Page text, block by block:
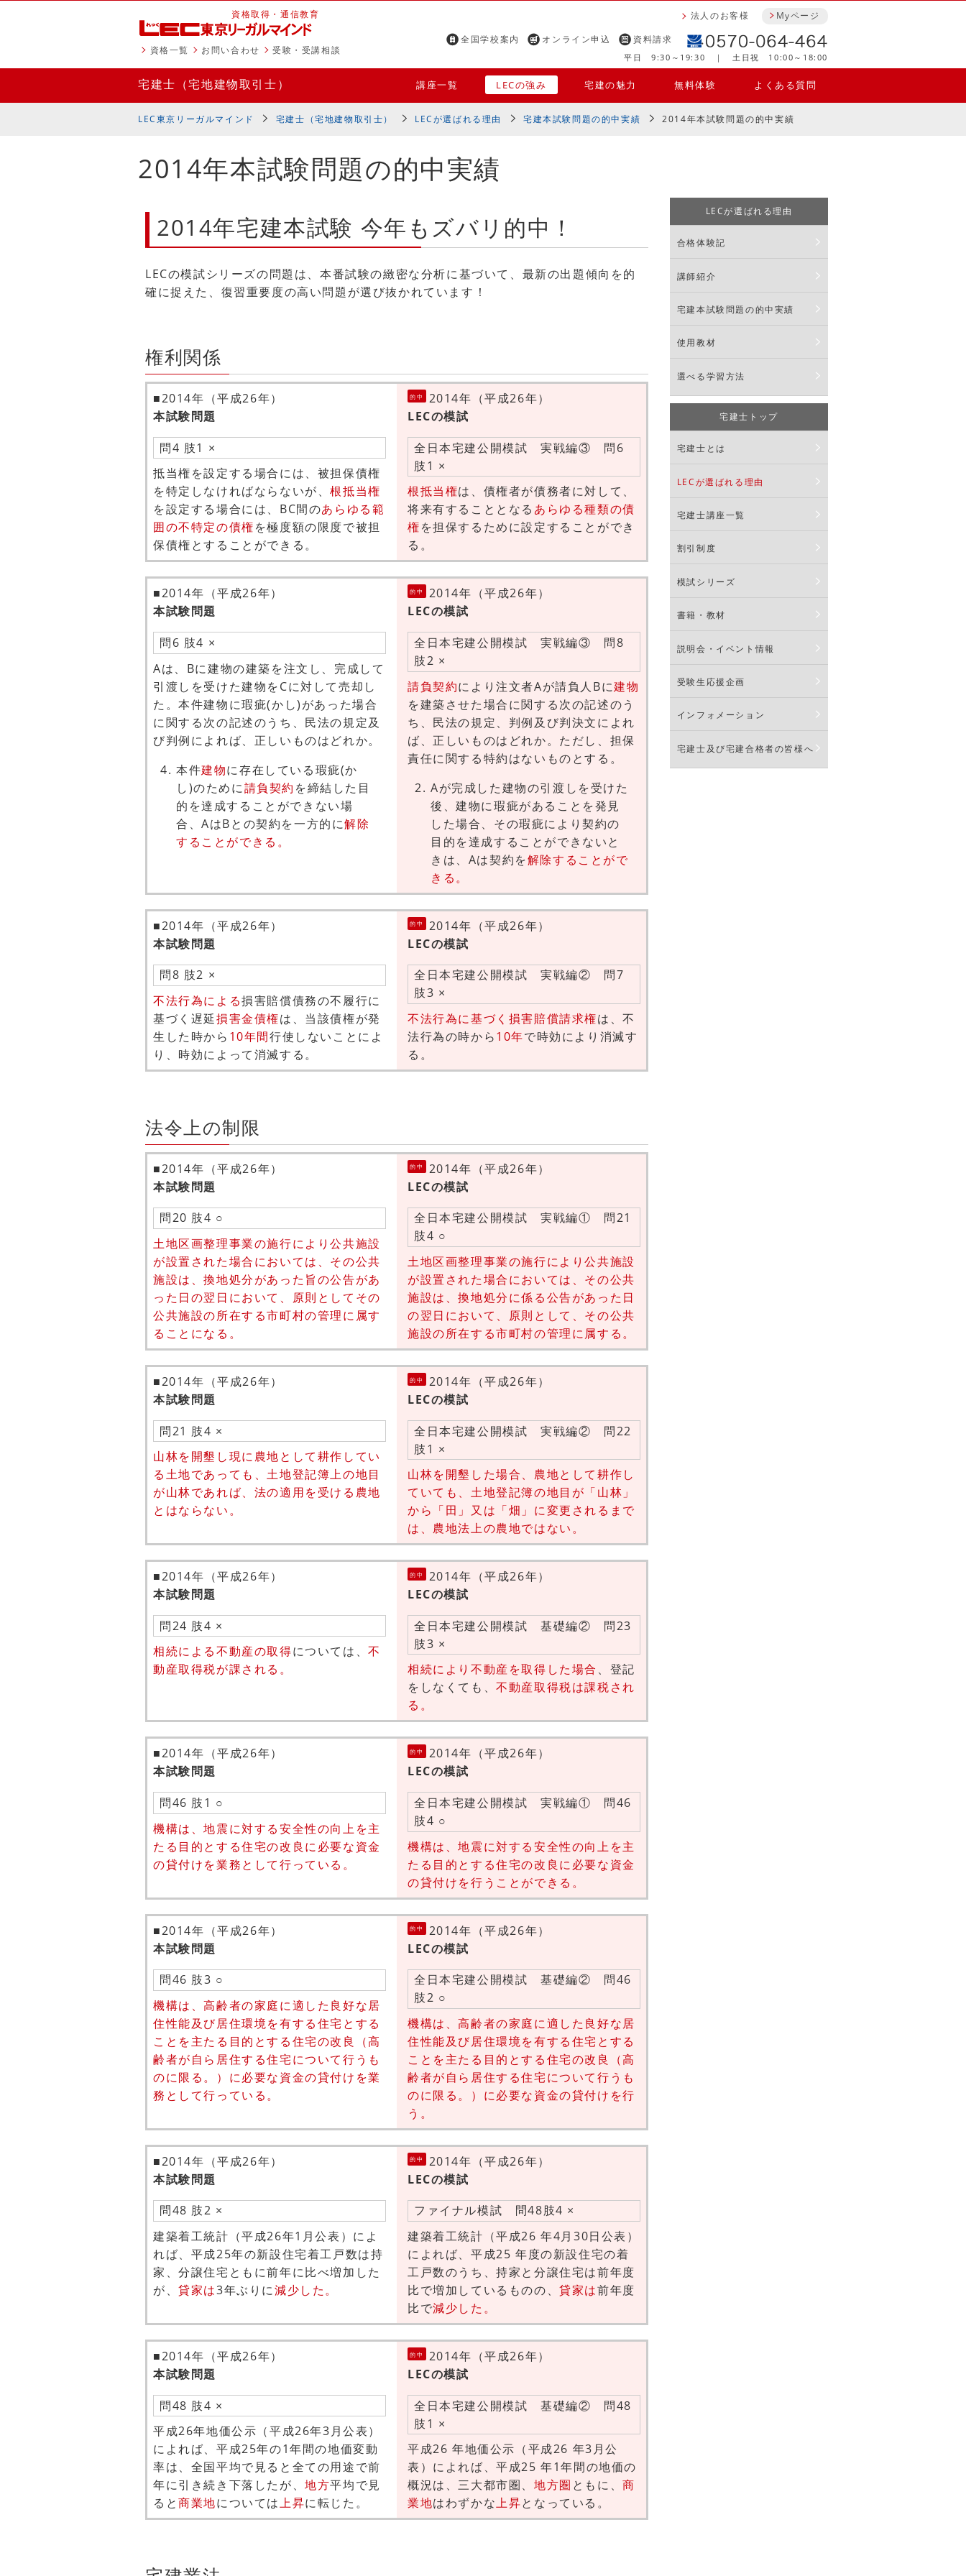
資格取得・通信教育
資格一覧 お問い合わせ 受験・受講相談
全国学校案内 オンライン申込 資料請求
Myページ
法人のお客様
平日 9:30～19:30 ｜ 土日祝 10:00～18:00
宅建士 （宅地建物取引士） 講座一覧 LECの強み 宅建の魅力 無料体験 よくある質問
LEC東京リーガルマインド 宅建士 （宅地建物取引士） LECが選ばれる理由 宅建本試験問題の的中実績 2014年本試験問題の的中実績
2014年本試験問題の的中実績
2014年宅建本試験 今年もズバリ的中！
LECの模試シリーズの問題は、本番試験の緻密な分析に基づいて、最新の出題傾向を的
確に捉えた、復習重要度の高い問題が選び抜かれています！
権利関係
■2014年（平成26年）
本試験問題
問4 肢1 ×
抵当権を設定する場合には、被担保債権
を特定しなければならないが、根抵当権
を設定する場合には、BC間のあらゆる範
囲の不特定の債権を極度額の限度で被担
保債権とすることができる。
的中
2014年（平成26年）
LECの模試
全日本宅建公開模試 実戦編③ 問6
肢1 ×
根抵当権は、債権者が債務者に対して、
将来有することとなる あらゆる種類の債
権を担保するために設定することができ
る。
■2014年（平成26年）
本試験問題
問6 肢4 ×
Aは、Bに建物の建築を注文し、完成して
引渡しを受けた建物をCに対して売却し
た。本件建物に瑕疵(かし)があった場合
に関する次の記述のうち、民法の規定及
び判例によれば、正しいものはどれか。
本件建物に存在している瑕疵(か
し)のために請負契約 を締結した目
的を達成することができない場
合、AはBとの契約を一方的に解除
することができる。
的中
2014年（平成26年）
LECの模試
全日本宅建公開模試 実戦編③ 問8
肢2 ×
請負契約により注文者Aが請負人Bに建物
を建築させた場合に関する次の記述のう
ち、民法の規定、判例及び判決文によれ
ば、正しいものはどれか。ただし、担保
責任に関する特約はないものとする。
Aが完成した建物の引渡しを受けた
後、建物に瑕疵があることを発見
した場合、その瑕疵により契約の
目的を達成することができないと
きは、Aは契約を解除することがで
きる。
■2014年（平成26年）
本試験問題
問8 肢2 ×
不法行為による損害賠償債務の不履行に
基づく遅延損害金債権は、当該債権が発
生した時から 10年間行使しないことによ
り、時効によって消滅する。
的中
2014年（平成26年）
LECの模試
全日本宅建公開模試 実戦編② 問7
肢3 ×
不法行為に基づく損害賠償請求権は、不
法行為の時から10年で時効により消滅す
る。
法令上の制限
■2014年（平成26年）
本試験問題
問20 肢4 ○
土地区画整理事業の施行により公共施設
が設置された場合においては、その公共
施設は、換地処分があった旨の公告があ
った日の翌日において、原則としてその
公共施設の所在する市町村の管理に属す
ることになる。
的中
2014年（平成26年）
LECの模試
全日本宅建公開模試 実戦編① 問21
肢4 ○
土地区画整理事業の施行により公共施設
が設置された場合においては、その公共
施設は、換地処分に係る公告があった日
の翌日において、原則として、その公共
施設の所在する市町村の管理に属する。
■2014年（平成26年）
本試験問題
問21 肢4 ×
山林を開墾し現に農地として耕作してい
る土地であっても、土地登記簿上の地目
が山林であれば、法の適用を受ける農地
とはならない。
的中
2014年（平成26年）
LECの模試
全日本宅建公開模試 実戦編② 問22
肢1 ×
山林を開墾した場合、農地として耕作し
ていても、土地登記簿の地目が「山林」
から「田」又は「畑」に変更されるまで
は、農地法上の農地ではない。
■2014年（平成26年）
本試験問題
問24 肢4 ×
相続による不動産の取得については、不
動産取得税が課される。
的中
2014年（平成26年）
LECの模試
全日本宅建公開模試 基礎編② 問23
肢3 ×
相続により不動産を取得した場合 、登記
をしなくても、不動産取得税は課税され
る。
■2014年（平成26年）
本試験問題
問46 肢1 ○
機構は、地震に対する安全性の向上を主
たる目的とする住宅の改良に必要な資金
の貸付けを業務として行っている。
的中
2014年（平成26年）
LECの模試
全日本宅建公開模試 実戦編① 問46
肢4 ○
機構は、地震に対する安全性の向上を主
たる目的とする住宅の改良に必要な資金
の貸付けを行うことができる。
■2014年（平成26年）
本試験問題
問46 肢3 ○
機構は、高齢者の家庭に適した良好な居
住性能及び居住環境を有する住宅とする
ことを主たる目的とする住宅の改良（高
齢者が自ら居住する住宅について行うも
のに限る。）に必要な資金の貸付けを業
務として行っている。
的中
2014年（平成26年）
LECの模試
全日本宅建公開模試 基礎編② 問46
肢2 ○
機構は、高齢者の家庭に適した良好な居
住性能及び居住環境を有する住宅とする
ことを主たる目的とする住宅の改良（高
齢者が自ら居住する住宅について行うも
のに限る。）に必要な資金の貸付けを行
う。
■2014年（平成26年）
本試験問題
問48 肢2 ×
建築着工統計（平成26年1月公表）によ
れば、平成25年の新設住宅着工戸数は持
家、分譲住宅ともに前年に比べ増加した
が、貸家は3年ぶりに減少した。
的中
2014年（平成26年）
LECの模試
ファイナル模試 問48肢4 ×
建築着工統計（平成26 年4月30日公表）
によれば、平成25 年度の新設住宅の着
工戸数のうち、持家と分譲住宅は前年度
比で増加しているものの、貸家は前年度
比で減少した。
■2014年（平成26年）
本試験問題
問48 肢4 ×
平成26年地価公示（平成26年3月公表）
によれば、平成25年の1年間の地価変動
率は、全国平均で見ると全ての用途で前
年に引き続き下落したが、地方平均で見
ると商業地については上昇に転じた。
的中
2014年（平成26年）
LECの模試
全日本宅建公開模試 基礎編② 問48
肢1 ×
平成26 年地価公示（平成26 年3月公
表）によれば、平成25 年1年間の地価の
概況は、三大都市圏、地方圏 ともに、商
業地はわずかな上昇となっている。
LECが選ばれる理由
合格体験記
講師紹介
宅建本試験問題の的中実績
使用教材
選べる学習方法
宅建士トップ
宅建士とは
LECが選ばれる理由
宅建士講座一覧
割引制度
模試シリーズ
書籍・教材
説明会・イベント情報
受験生応援企画
インフォメーション
宅建士及び宅建合格者の皆様へ